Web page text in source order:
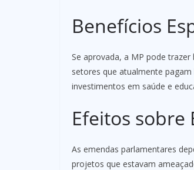
Benefícios
Se aprovada, a MP pode
setores que atualmente
investimentos em saúde e
Efeitos sobre
As emendas parlamentares
projetos que estavam